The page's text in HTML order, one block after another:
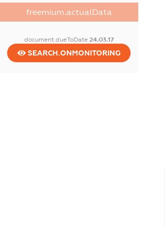
freemium.actualData
document.dueToDate 24.03.17
SEARCH.ONMONITORING